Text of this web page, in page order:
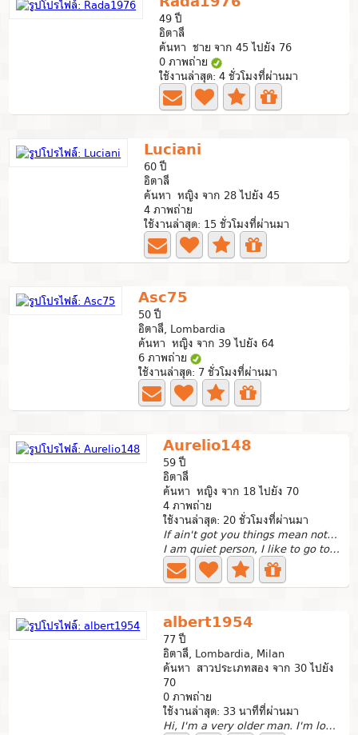
49 ปี
อิตาลี
ค้นหา ชาย จาก 45 ไปยัง 76
0 ภาพถ่าย
ใช้งานล่าสุด: 4 ชั่วโมงที่ผ่านมา
Luciani
60 ปี
อิตาลี
ค้นหา หญิง จาก 28 ไปยัง 45
4 ภาพถ่าย
ใช้งานล่าสุด: 15 ชั่วโมงที่ผ่านมา
Asc75
50 ปี
อิตาลี, Lombardia
ค้นหา หญิง จาก 39 ไปยัง 64
6 ภาพถ่าย
ใช้งานล่าสุด: 7 ชั่วโมงที่ผ่านมา
Aurelio148
59 ปี
อิตาลี
ค้นหา หญิง จาก 18 ไปยัง 70
4 ภาพถ่าย
ใช้งานล่าสุด: 20 ชั่วโมงที่ผ่านมา
If ain't got you things mean nothing -Alicia Keys
I am quiet person, I like to go to the land, to go to the...
albert1954
77 ปี
อิตาลี, Lombardia, Milan
ค้นหา สาวประเภทสอง จาก 30 ไปยัง
70
0 ภาพถ่าย
ใช้งานล่าสุด: 33 นาทีที่ผ่านมา
Hi, I'm a very older man. I'm looking for a mature Lady...